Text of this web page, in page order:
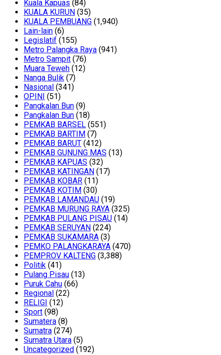
Kuala Kapuas (84)
KUALA KURUN (35)
KUALA PEMBUANG (1,940)
Lain-lain (6)
Legislatif (155)
Metro Palangka Raya (941)
Metro Sampit (76)
Muara Teweh (12)
Nanga Bulik (7)
Nasional (341)
OPINI (51)
Pangkalan Bun (9)
Pangkalan Bun (18)
PEMKAB BARSEL (551)
PEMKAB BARTIM (7)
PEMKAB BARUT (412)
PEMKAB GUNUNG MAS (13)
PEMKAB KAPUAS (32)
PEMKAB KATINGAN (17)
PEMKAB KOBAR (11)
PEMKAB KOTIM (30)
PEMKAB LAMANDAU (19)
PEMKAB MURUNG RAYA (325)
PEMKAB PULANG PISAU (14)
PEMKAB SERUYAN (224)
PEMKAB SUKAMARA (3)
PEMKO PALANGKARAYA (470)
PEMPROV KALTENG (3,388)
Politik (41)
Pulang Pisau (13)
Puruk Cahu (66)
Regional (22)
RELIGI (12)
Sport (98)
Sumatera (8)
Sumatra (274)
Sumatra Utara (5)
Uncategorized (192)